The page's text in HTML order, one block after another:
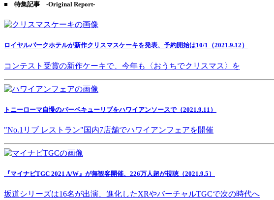
■ 特集記事 -Original Report-
ロイヤルパークホテルが新作クリスマスケーキを発表、予約開始は10/1（2021.9.12）
コンテスト受賞の新作ケーキで、今年も〈おうちでクリスマス〉を
トニーローマ自慢のバーベキューリブをハワイアンソースで（2021.9.11）
"No.1リブ レストラン"国内7店舗でハワイアンフェアを開催
『マイナビTGC 2021 A/W』が無観客開催、226万人超が視聴（2021.9.5）
坂道シリーズは16名が出演、進化したXRやバーチャルTGCで次の時代へ